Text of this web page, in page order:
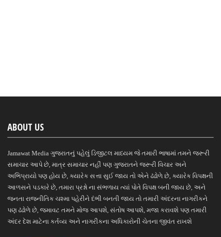
ABOUT US
Jamawat Media ગુજરાતનું પહેલું ડિજીટલ માધ્યમ જે તમારી ભાષામાં તમને જરૂરી
સમાચાર આપે છે, માત્ર સમાચાર નહીં પણ ગુજરાતને જરૂરી વિચાર અને
અભિપ્રાયો પણ હોય છે, ક્યારેક સત્તા સુઈ જાય તો એને ઢંઢોળે છે, ક્યારેક વિપક્ષની
આળસને પડકારે છે, તમારા પ્રશ્નો ના સંભળાય ત્યાં પોતે વિપક્ષ બની જાય છે, અને
જનતા રાજનીતિક ચશ્મા પહેરીને દંભી બનતી જાય તો તમારી અંદરના નાગરીકને
પણ ઢંઢોળે છે, જમાવટ તમને મોજ આપશે, સંતોષ આપશે, મજા કરાવશે પણ તમારી
અંદર દેશ માટેના કર્તવ્ય અને નાગરીકના અધિકારોની ચેતના જીવંત રાખશે